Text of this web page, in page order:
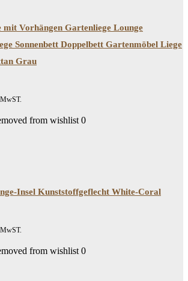
mit Vorhängen Gartenliege Lounge
Sonnenbett Doppelbett Gartenmöbel Liege
Grau
from wishlist 0
Insel Kunststoffgeflecht White-Coral
from wishlist 0